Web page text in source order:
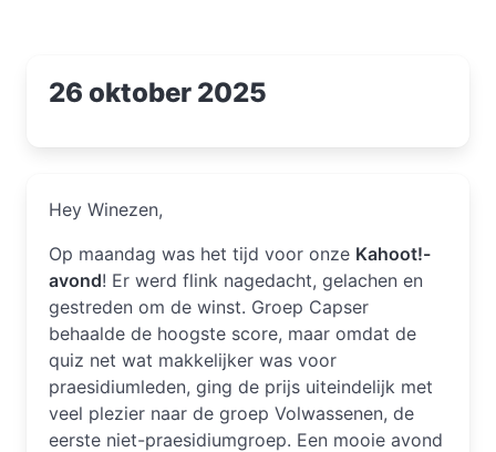
Shop
Studie
26 oktober 2025
Hey Winezen,
Op maandag was het tijd voor onze Kahoot!-
avond! Er werd flink nagedacht, gelachen en
gestreden om de winst. Groep Capser
behaalde de hoogste score, maar omdat de
quiz net wat makkelijker was voor
praesidiumleden, ging de prijs uiteindelijk met
veel plezier naar de groep Volwassenen, de
eerste niet-praesidiumgroep. Een mooie avond